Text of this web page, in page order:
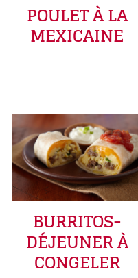
POULET À LA
MEXICAINE
BURRITOS-
DÉJEUNER À
CONGELER